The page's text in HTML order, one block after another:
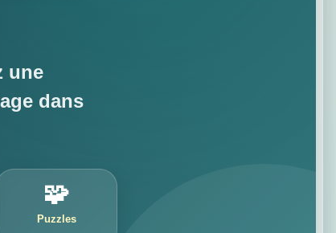
une
dans
🧩
Puzzles